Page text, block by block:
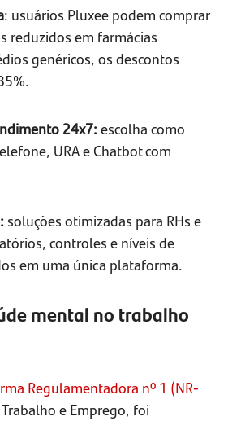
: usuários Pluxee podem comprar
reduzidos em farmácias
genéricos, os descontos
24x7: escolha como
URA e Chatbot com
soluções otimizadas para RHs e
controles e níveis de
em uma única plataforma.
mental no trabalho
Regulamentadora nº 1 (NR-
e Emprego, foi